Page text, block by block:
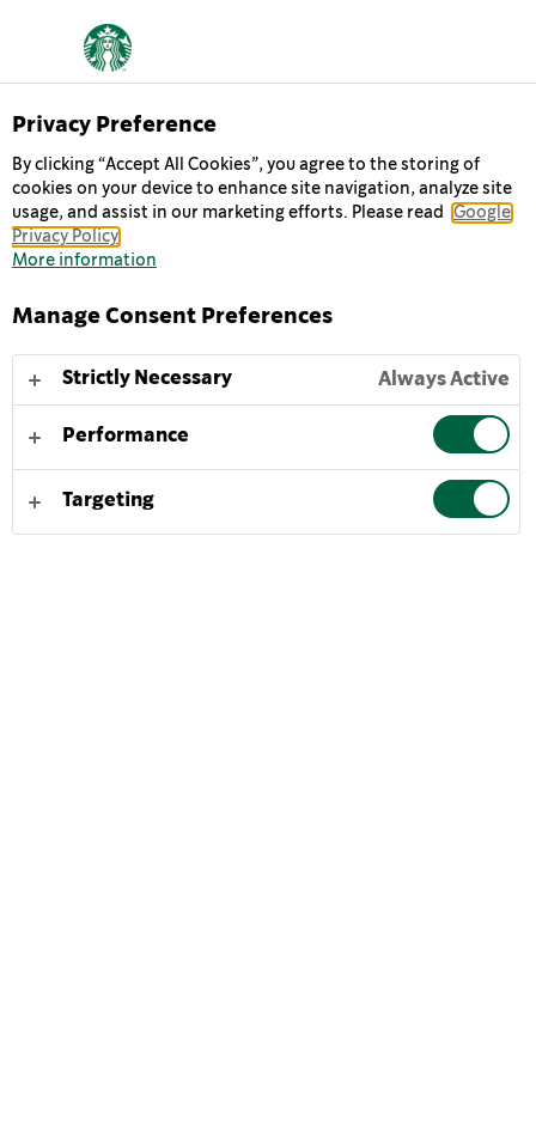
CAFFÉ LATTE
med omhu og kærlighed af en silkeblød blanding af
Starbucks® Arabica-kaffe med 20 g protein, cremet
letmælk og uden tilsat sukker*. Drikken kan nydes uanset
sted og tidspunkt på dagen, om det er før eller efter
morgentræningen eller for at hjælpe dig igennem en travl
eftermiddag på farten, så hjælper Starbucks® Protein
proteinindtag uden at gå på kompromis med smagen.
Privacy Preference
By clicking “Accept All Cookies”, you agree to the storing of
cookies on your device to enhance site navigation, analyze site
usage, and assist in our marketing efforts. Please read
Google
Privacy Policy
More information
Manage Consent Preferences
Strictly Necessary Always Active
Performance
Targeting